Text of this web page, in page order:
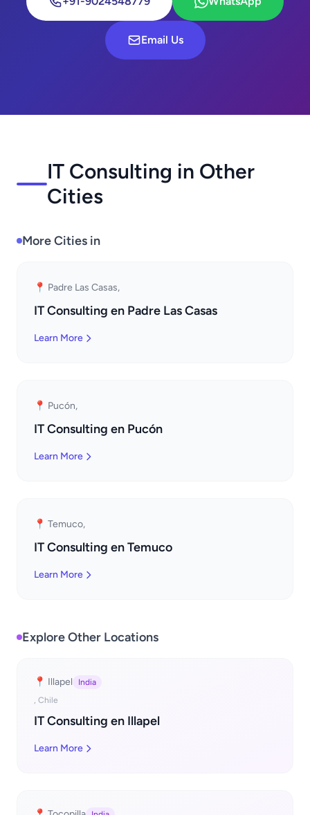
Email Us
IT Consulting in Other
Cities
More Cities in
📍 Padre Las Casas,
IT Consulting en Padre Las Casas
Learn More
📍 Pucón,
IT Consulting en Pucón
Learn More
📍 Temuco,
IT Consulting en Temuco
Learn More
Explore Other Locations
📍 Illapel
India
, Chile
IT Consulting en Illapel
Learn More